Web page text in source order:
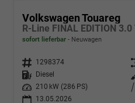
Volkswagen Touareg
sofort lieferbar Neuwagen
Fahrzeugnr. 1298374
Kraftstoff
Diesel
Leistung
210 kW (286 PS)
13.05.2026